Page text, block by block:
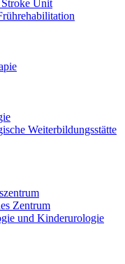
Unit
Weiterbildungsstätte
Zentrum
und Kinderurologie